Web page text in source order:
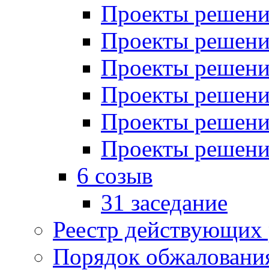
Проекты
Проекты
Проекты
Проекты
Проекты
Проекты
6 созыв
31 заседание
Реестр
Порядок